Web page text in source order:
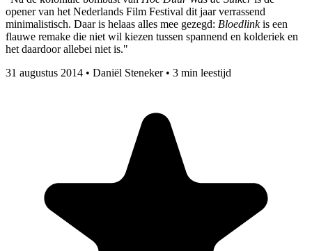
opener van het Nederlands Film Festival dit jaar verrassend
minimalistisch. Daar is helaas alles mee gezegd: Bloedlinkis een
flauwe remake die niet wil kiezen tussen spannend en kolderiek en
het daardoor allebei niet is."
31 augustus 2014 • Daniël Steneker • 3 min leestijd